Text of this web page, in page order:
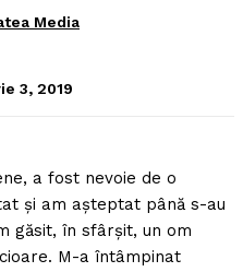
Media
3, 2019
a fost nevoie de o
şi am aşteptat până s-au
găsit, în sfârşit, un om
M-a întâmpinat